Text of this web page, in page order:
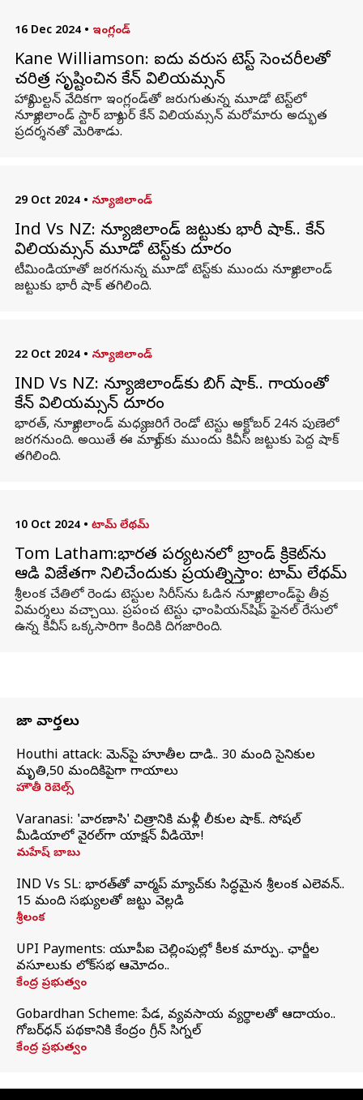
16 Dec 2024 • ఇంగ్లండ్
Kane Williamson: ఐదు వరుస టెస్ట్ సెంచరీలతో
చరిత్ర సృష్టించిన కేన్ విలియమ్సన్
హ్యామిల్టన్ వేదికగా ఇంగ్లండ్‌తో జరుగుతున్న మూడో టెస్ట్‌లో
న్యూజిలాండ్ స్టార్ బ్యాటర్ కేన్ విలియమ్సన్ మరోమారు అద్భుత
ప్రదర్శనతో మెరిశాడు.
29 Oct 2024 • న్యూజిలాండ్
Ind Vs NZ: న్యూజిలాండ్‌ జట్టుకు భారీ షాక్‌.. కేన్‌
విలియమ్సన్‌ మూడో టెస్ట్‌కు దూరం
టీమిండియాతో జరగనున్న మూడో టెస్ట్‌కు ముందు న్యూజిలాండ్‌
జట్టుకు భారీ షాక్‌ తగిలింది.
22 Oct 2024 • న్యూజిలాండ్
IND Vs NZ: న్యూజిలాండ్‌కు బిగ్ షాక్.. గాయంతో
కేన్ విలియమ్సన్ దూరం
భారత్‌, న్యూజిలాండ్‌ మధ్య జరిగే రెండో టెస్టు అక్టోబర్ 24న పుణెలో
జరగనుంది. అయితే ఈ మ్యాచ్‌కు ముందు కివీస్‌ జట్టుకు పెద్ద షాక్
తగిలింది.
10 Oct 2024 • టామ్ లేథమ్
Tom Latham:భారత పర్యటనలో బ్రాండ్‌ క్రికెట్‌ను
ఆడి విజేతగా నిలిచేందుకు ప్రయత్నిస్తాం: టామ్ లేథమ్
శ్రీలంక చేతిలో రెండు టెస్టుల సిరీస్‌ను ఓడిన న్యూజిలాండ్‌పై తీవ్ర
విమర్శలు వచ్చాయి. ప్రపంచ టెస్టు ఛాంపియన్‌షిప్ ఫైనల్‌ రేసులో
ఉన్న కివీస్‌ ఒక్కసారిగా కిందికి దిగజారింది.
తాజా వార్తలు
Houthi attack: యెమెన్‌పై హూతీల దాడి.. 30 మంది సైనికుల
మృతి,50 మందికిపైగా గాయాలు
హౌతీ రెబెల్స్
Varanasi: 'వారణాసి' చిత్రానికి మళ్లీ లీకుల షాక్.. సోషల్
మీడియాలో వైరల్‌గా యాక్షన్ వీడియో!
మహేష్ బాబు
IND Vs SL: భారత్‌తో వార్మప్‌ మ్యాచ్‌కు సిద్ధమైన శ్రీలంక ఎలెవన్..
15 మంది సభ్యులతో జట్టు వెల్లడి
శ్రీలంక
UPI Payments: యూపీఐ చెల్లింపుల్లో కీలక మార్పు.. ఛార్జీల
వసూలుకు లోక్‌సభ ఆమోదం..
కేంద్ర ప్రభుత్వం
Gobardhan Scheme: పేడ, వ్యవసాయ వ్యర్థాలతో ఆదాయం..
గోబర్‌ధన్ పథకానికి కేంద్రం గ్రీన్ సిగ్నల్
కేంద్ర ప్రభుత్వం